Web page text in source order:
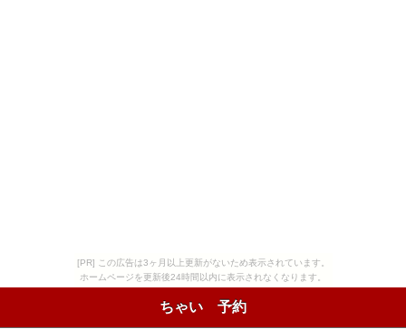
[PR] この広告は3ヶ月以上更新がないため表示されています。
ホームページを更新後24時間以内に表示されなくなります。
ちゃい 予約